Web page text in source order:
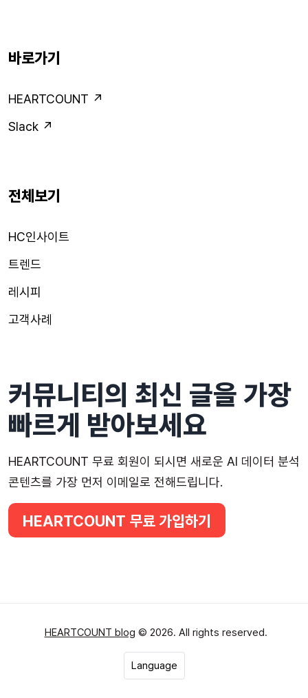
바로가기
HEARTCOUNT ↗
Slack ↗
전체보기
HC인사이트
트렌드
레시피
고객사례
커뮤니티의 최신 글을 가장
빠르게 받아보세요
HEARTCOUNT 무료 회원이 되시면 새로운 AI 데이터 분석
콘텐츠를 가장 먼저 이메일로 전해드립니다.
HEARTCOUNT 무료 가입하기
HEARTCOUNT blog © 2026. All rights reserved.